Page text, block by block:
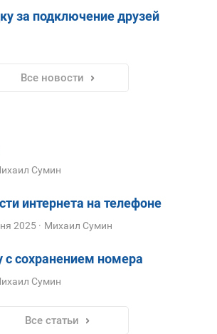
за подключение друзей
Все новости
Сумин
интернета на телефоне
2025 Михаил Сумин
с сохранением номера
Сумин
Все статьи